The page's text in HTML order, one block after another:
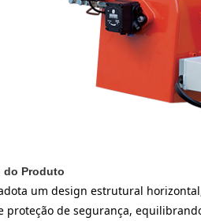
do Produto
um design estrutural
proteção de segurança,